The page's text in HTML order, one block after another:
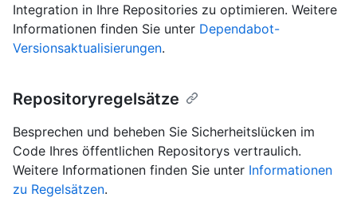
Integration in Ihre Repositories zu optimieren. Weitere
Informationen finden Sie unter Dependabot-
Versionsaktualisierungen.
Repositoryregelsätze
Besprechen und beheben Sie Sicherheitslücken im
Code Ihres öffentlichen Repositorys vertraulich.
Weitere Informationen finden Sie unter Informationen
zu Regelsätzen.